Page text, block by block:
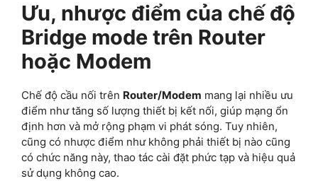
Ưu, nhược điểm của chế độ
Bridge mode trên Router
hoặc Modem
Chế độ cầu nối trên Router/Modem mang lại nhiều ưu
điểm như tăng số lượng thiết bị kết nối, giúp mạng ổn
định hơn và mở rộng phạm vi phát sóng. Tuy nhiên,
cũng có nhược điểm như không phải thiết bị nào cũng
có chức năng này, thao tác cài đặt phức tạp và hiệu quả
sử dụng không cao.